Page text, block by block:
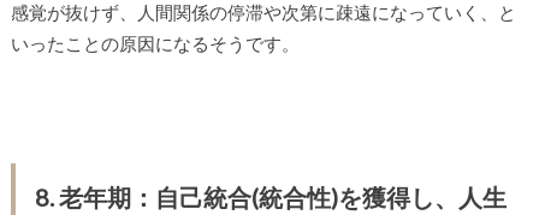
感覚が抜けず、人間関係の停滞や次第に疎遠になっていく、と
いったことの原因になるそうです。
8. 老年期：自己統合(統合性)を獲得し、人生